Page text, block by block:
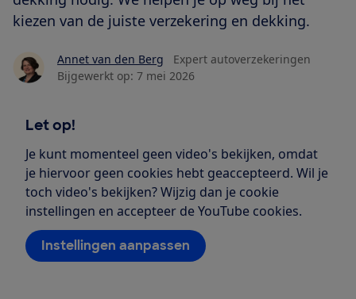
kiezen van de juiste verzekering en dekking.
Annet van den Berg
Expert autoverzekeringen
Bijgewerkt op: 7 mei 2026
Let op!
Je kunt momenteel geen video's bekijken, omdat
je hiervoor geen cookies hebt geaccepteerd. Wil je
toch video's bekijken? Wijzig dan je cookie
instellingen en accepteer de YouTube cookies.
Instellingen aanpassen